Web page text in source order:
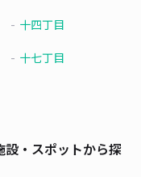
十四丁目
十七丁目
・スポットから探